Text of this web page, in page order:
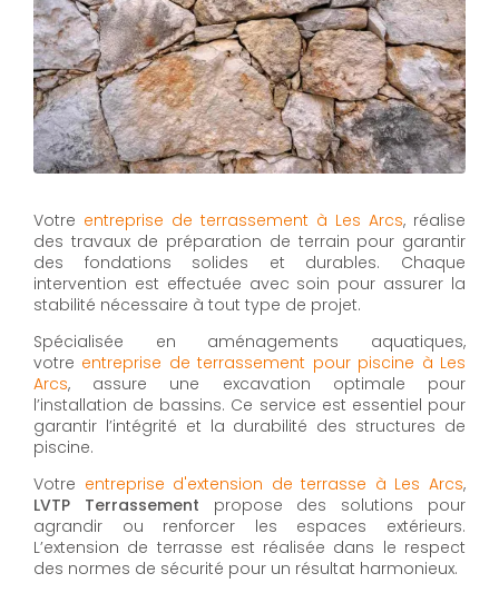
Votre entreprise de terrassement à Les Arcs, réalise
des travaux de préparation de terrain pour garantir
des fondations solides et durables. Chaque
intervention est effectuée avec soin pour assurer la
stabilité nécessaire à tout type de projet.
Spécialisée en aménagements aquatiques,
votre entreprise de terrassement pour piscine à Les
Arcs, assure une excavation optimale pour
l’installation de bassins. Ce service est essentiel pour
garantir l’intégrité et la durabilité des structures de
piscine.
Votre entreprise d'extension de terrasse à Les Arcs,
LVTP Terrassement propose des solutions pour
agrandir ou renforcer les espaces extérieurs.
L’extension de terrasse est réalisée dans le respect
des normes de sécurité pour un résultat harmonieux.